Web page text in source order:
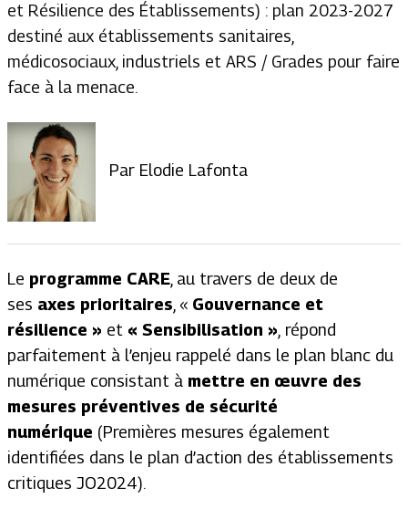
et Résilience des Établissements) : plan 2023-2027
destiné aux établissements sanitaires,
médicosociaux, industriels et ARS / Grades pour faire
face à la menace.
Par Elodie Lafonta
Le programme CARE , au travers de deux de
ses axes prioritaires , « Gouvernance et
résilience » et « Sensibilisation » répond
parfaitement à l’enjeu rappelé dans le plan blanc du
numérique consistant à mettre en œuvre des
mesures préventives de sécurité
numérique (Premières mesures également
identifiées dans le plan d’action des établissements
critiques JO2024).